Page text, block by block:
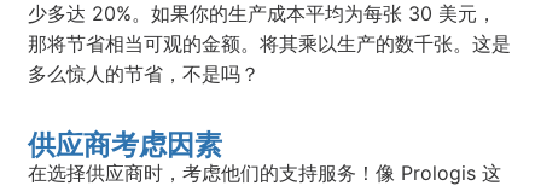
少多达 20%。如果你的生产成本平均为每张 30 美元，
那将节省相当可观的金额。将其乘以生产的数千张。这是
多么惊人的节省，不是吗？
供应商考虑因素
在选择供应商时，考虑他们的支持服务！像 Prologis 这